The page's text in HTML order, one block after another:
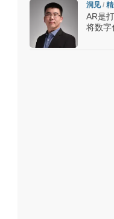
洞见/
AR是
将数字